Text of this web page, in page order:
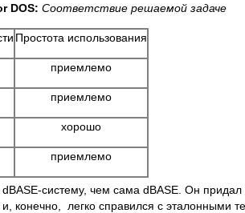
DOS: Соответствие решаемой задаче
Простота использования
приемлемо
приемлемо
хорошо
приемлемо
dBASE-систему, чем сама dBASE. Он
конечно, легко справился с эталонными